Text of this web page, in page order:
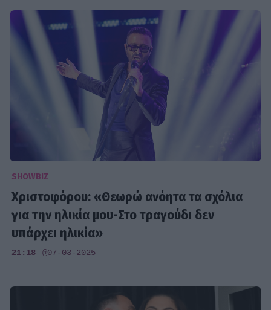
SHOWBIZ
Χριστοφόρου: «Θεωρώ ανόητα τα σχόλια
για την ηλικία μου-Στο τραγούδι δεν
υπάρχει ηλικία»
21:18 @07-03-2025